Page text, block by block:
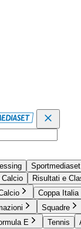
Calcio
Risultati e
Coppa Italia
Squadre
E Tennis